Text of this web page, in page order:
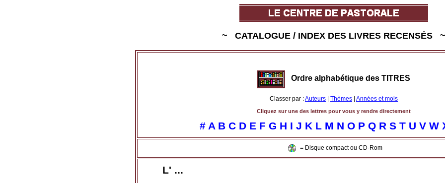
~ CATALOGUE / INDEX DES LIVRES RECENSÉS ~
Ordre alphabétique des TITRES
Classer par :Auteurs Thèmes Années et mois
Cliquez sur une des lettres pour vous y rendre directement
# A B C D E F G H I J K L M N O P Q R S T U V W
= Disque compact ou CD-Rom
L' ...